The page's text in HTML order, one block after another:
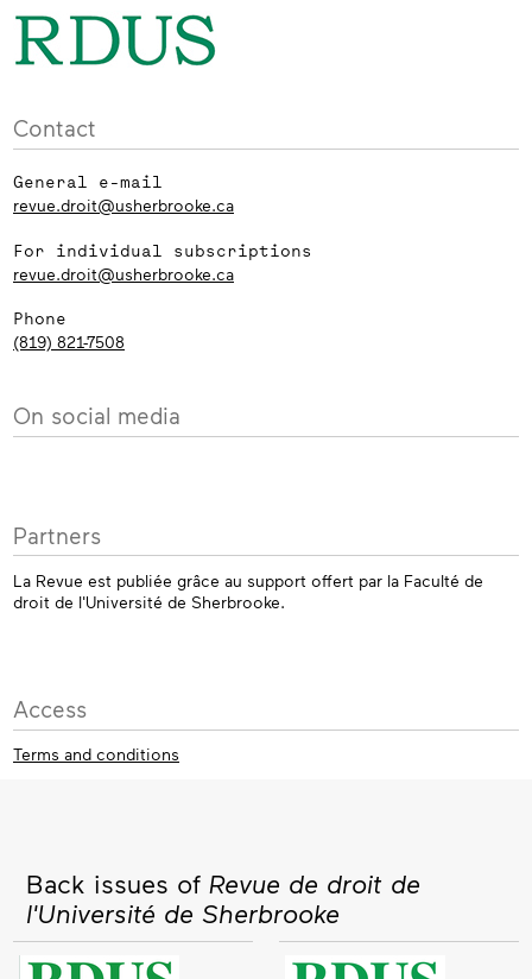
Contact
General e-mail
revue.droit@usherbrooke.ca
For individual subscriptions
revue.droit@usherbrooke.ca
Phone
(819) 821-7508
On social media
Partners
La Revue est publiée grâce au support offert par la Faculté de
droit de l'Université de Sherbrooke.
Access
Terms and conditions
Back issues of Revue de droit de
l'Université de Sherbrooke